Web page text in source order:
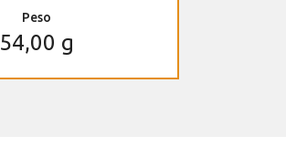
Peso
54,00 g